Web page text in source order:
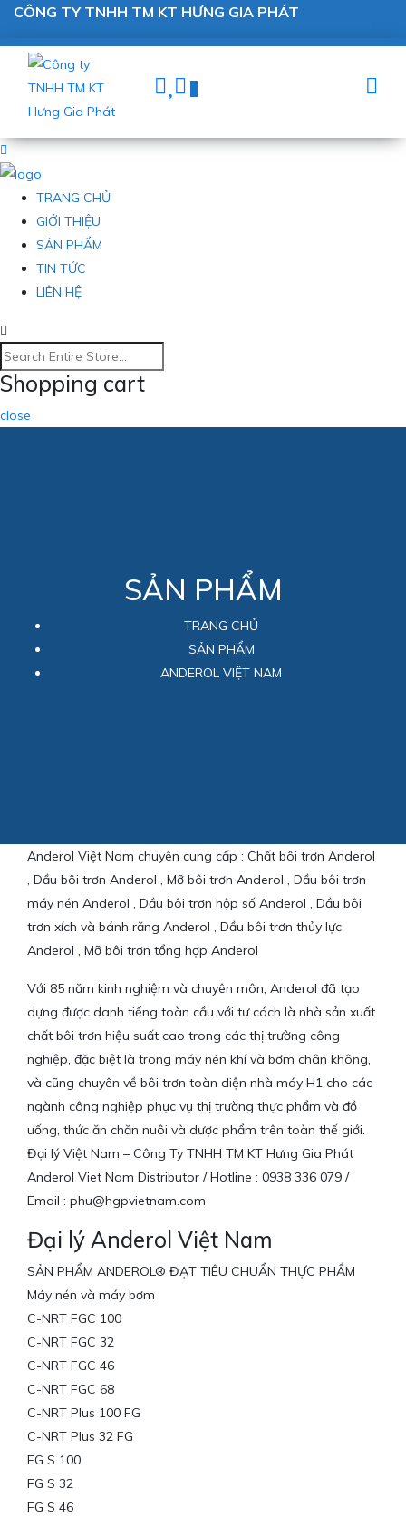
CÔNG TY TNHH TM KT HƯNG GIA PHÁT
0
TRANG CHỦ
GIỚI THIỆU
SẢN PHẨM
TIN TỨC
LIÊN HỆ
Shopping cart
close
SẢN PHẨM
TRANG CHỦ
SẢN PHẨM
ANDEROL VIỆT NAM
Anderol Việt Nam chuyên cung cấp : Chất bôi trơn Anderol
, Dầu bôi trơn Anderol , Mỡ bôi trơn Anderol , Dầu bôi trơn
máy nén Anderol , Dầu bôi trơn hộp số Anderol , Dầu bôi
trơn xích và bánh răng Anderol , Dầu bôi trơn thủy lực
Anderol , Mỡ bôi trơn tổng hợp Anderol
Với 85 năm kinh nghiệm và chuyên môn, Anderol đã tạo
dựng được danh tiếng toàn cầu với tư cách là nhà sản xuất
chất bôi trơn hiệu suất cao trong các thị trường công
nghiệp, đặc biệt là trong máy nén khí và bơm chân không,
và cũng chuyên về bôi trơn toàn diện nhà máy H1 cho các
ngành công nghiệp phục vụ thị trường thực phẩm và đồ
uống, thức ăn chăn nuôi và dược phẩm trên toàn thế giới.
Đại lý Việt Nam – Công Ty TNHH TM KT Hưng Gia Phát
Anderol Viet Nam Distributor / Hotline : 0938 336 079 /
Email : phu@hgpvietnam.com
Đại lý Anderol Việt Nam
SẢN PHẨM ANDEROL® ĐẠT TIÊU CHUẨN THỰC PHẨM
Máy nén và máy bơm
C-NRT FGC 100
C-NRT FGC 32
C-NRT FGC 46
C-NRT FGC 68
C-NRT Plus 100 FG
C-NRT Plus 32 FG
FG S 100
FG S 32
FG S 46